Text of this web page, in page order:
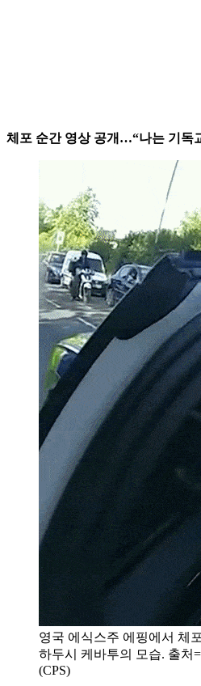
체포 순간 영상 공개…“나는 기독
영국 에식스주 에핑에서 체
하두시 케바투의 모습. 출처
(CPS)